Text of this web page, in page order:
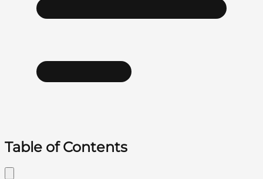
Table of Contents